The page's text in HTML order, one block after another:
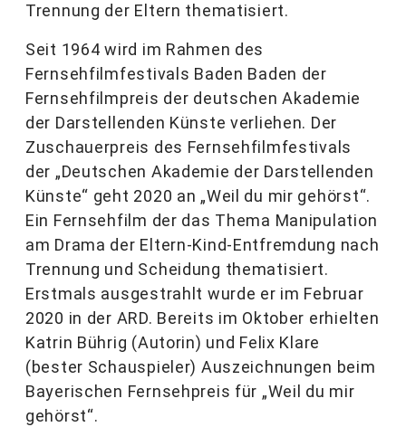
Trennung der Eltern thematisiert.
Seit 1964 wird im Rahmen des
Fernsehfilmfestivals Baden Baden der
Fernsehfilmpreis der deutschen Akademie
der Darstellenden Künste verliehen. Der
Zuschauerpreis des Fernsehfilmfestivals
der „Deutschen Akademie der Darstellenden
Künste“ geht 2020 an „Weil du mir gehörst“.
Ein Fernsehfilm der das Thema Manipulation
am Drama der Eltern-Kind-Entfremdung nach
Trennung und Scheidung thematisiert.
Erstmals ausgestrahlt wurde er im Februar
2020 in der ARD. Bereits im Oktober erhielten
Katrin Bührig (Autorin) und Felix Klare
(bester Schauspieler) Auszeichnungen beim
Bayerischen Fernsehpreis für „Weil du mir
gehörst“.